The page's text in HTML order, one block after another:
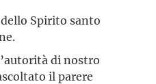
Spirito santo
di nostro
il parere